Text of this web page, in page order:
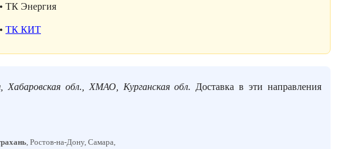
• ТК Энергия
• ТК КИТ
Хабаровская обл., ХМАО, Курганская обл. Доставка в эти направления
, Ростов-на-Дону, Самара,